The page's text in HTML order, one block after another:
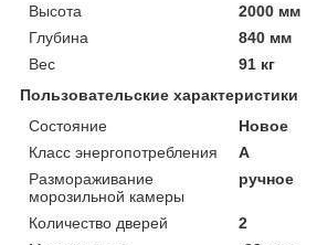
Высота
2000 мм
Глубина
840 мм
Вес
91 кг
Пользовательские характеристики
Состояние
Новое
Класс энергопотребления
A
Размораживание
морозильной камеры
ручное
Количество дверей
2